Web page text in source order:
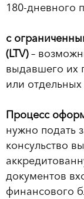
180-дневного
с
(LTV)–
выдавшего их
или отдельных
Процесс
нужно подать
консульство
документов
финансового